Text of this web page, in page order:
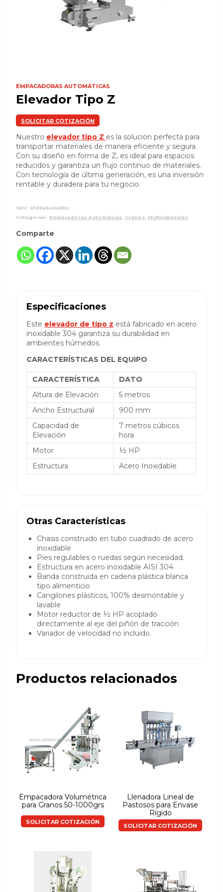
EMPACADORAS AUTOMÁTICAS
Elevador Tipo Z
SOLICITAR COTIZACIÓN
Nuestro elevador tipo Z es la solución perfecta para
transportar materiales de manera eficiente y segura.
Con su diseño en forma de Z, es ideal para espacios
reducidos y garantiza un flujo continuo de materiales.
Con tecnología de última generación, es una inversión
rentable y duradera para tu negocio.
SKU: afd2ebe5adbc
Categorías: Empacadoras Automáticas, Granos, Multicabezales
Comparte
Especificaciones
Este elevador de tipo z está fabricado en acero
inoxidable 304 garantiza su durabilidad en
ambientes húmedos.
CARACTERÍSTICAS DEL EQUIPO
CARACTERÍSTICA
DATO
Altura de Elevación
5 metros
Ancho Estructural
900 mm
Capacidad de
Elevación
7 metros cúbicos
hora
Motor
½ HP
Estructura
Acero Inoxidable
Otras Características
Chasis construido en tubo cuadrado de acero
inoxidable
Pies regulables o ruedas según necesidad.
Estructura en acero inoxidable AISI 304
Banda construida en cadena plástica blanca
tipo alimenticio
Cangilones plásticos, 100% desmontable y
lavable
Motor reductor de ½ HP acoplado
directamente al eje del piñón de tracción
Variador de velocidad no incluido.
Productos relacionados
Empacadora Volumétrica
para Granos 50-1000grs
SOLICITAR COTIZACIÓN
Llenadora Lineal de
Pastosos para Envase
Rígido
SOLICITAR COTIZACIÓN